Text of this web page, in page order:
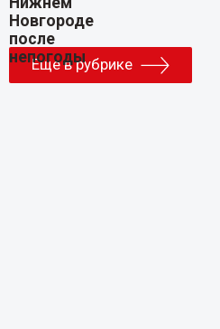
Еще в рубрике